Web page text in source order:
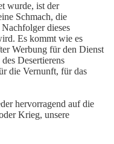
wurde, ist der
Schmach, die
dieses
Es kommt wie es
Werbung für den Dienst
Desertierens
die Vernunft, für das
hervorragend auf die
Krieg, unsere